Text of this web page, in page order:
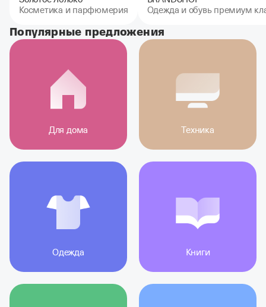
Косметика и парфюмерия
Одежда и обувь премиум
Популярные предложения
Для дома Техника
Одежда Книги